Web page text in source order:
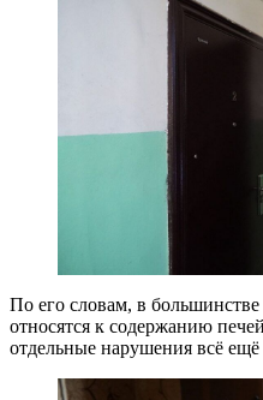
По его словам, в
относятся к содержанию
отдельные нарушения всё ещё